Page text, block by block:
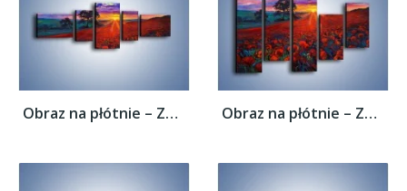
Obraz na płótnie – Zachód słońca nad... Obraz na płótnie – Zachód słońca nad...